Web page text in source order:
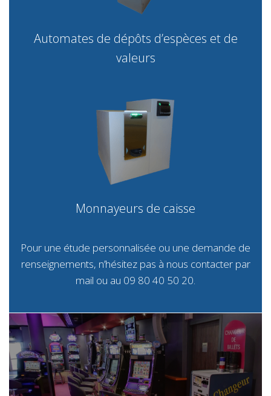
Automates de dépôts d’espèces et de
valeurs
Monnayeurs de caisse
Pour une étude personnalisée ou une demande de
renseignements, n’hésitez pas à nous contacter par
mail ou au 09 80 40 50 20.